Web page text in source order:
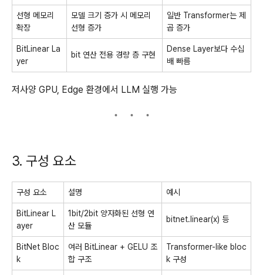
선형 메모리
확장
모델 크기 증가 시 메모리
선형 증가
일반 Transformer는 제
곱 증가
BitLinear La
yer
bit 연산 전용 경량 층 구현
Dense Layer보다 수십
배 빠름
저사양 GPU, Edge 환경에서 LLM 실행 가능
3. 구성 요소
구성 요소 설명 예시
BitLinear L
ayer
1bit/2bit 양자화된 선형 연
산 모듈
bitnet.linear(x) 등
BitNet Bloc
k
여러 BitLinear + GELU 조
합 구조
Transformer-like bloc
k 구성